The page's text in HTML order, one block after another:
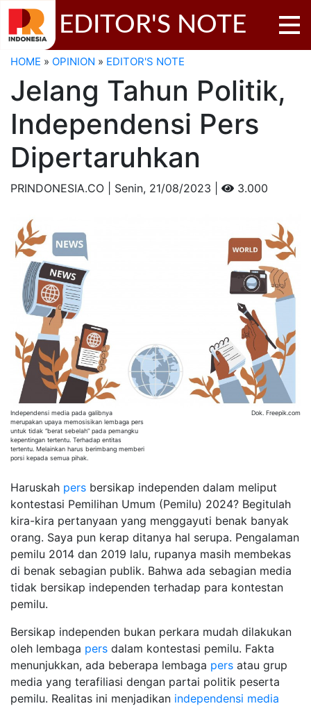
EDITOR'S NOTE
HOME » OPINION » EDITOR'S NOTE
Jelang Tahun Politik,
Independensi Pers
Dipertaruhkan
PRINDONESIA.CO | Senin, 21/08/2023 | 3.000
Independensi media pada galibnya
merupakan upaya memosisikan lembaga pers
untuk tidak “berat sebelah” pada pemangku
kepentingan tertentu. Terhadap entitas
tertentu. Melainkan harus berimbang memberi
porsi kepada semua pihak.
Dok. Freepik.com
Haruskah pers bersikap independen dalam meliput
kontestasi Pemilihan Umum (Pemilu) 2024? Begitulah
kira-kira pertanyaan yang menggayuti benak banyak
orang. Saya pun kerap ditanya hal serupa. Pengalaman
pemilu 2014 dan 2019 lalu, rupanya masih membekas
di benak sebagian publik. Bahwa ada sebagian media
tidak bersikap independen terhadap para kontestan
pemilu.
Bersikap independen bukan perkara mudah dilakukan
oleh lembaga pers dalam kontestasi pemilu. Fakta
menunjukkan, ada beberapa lembaga pers atau grup
media yang terafiliasi dengan partai politik peserta
pemilu. Realitas ini menjadikan independensi media